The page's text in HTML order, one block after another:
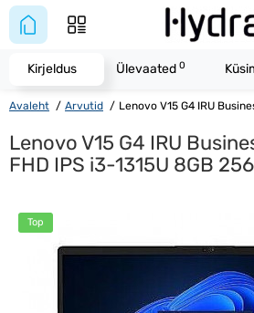
Avaleht Arvutid Lenovo V15 G4 IRU
Lenovo V15 G4 IRU
FHD IPS i3-1315U 8GB
Top
Kirjeldus Ülevaated 0